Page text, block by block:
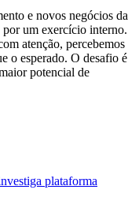
e novos negócios da
um exercício interno.
atenção, percebemos
o esperado. O desafio é
potencial de
plataforma